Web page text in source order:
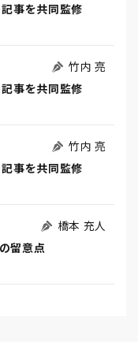
事を共同監修
竹内 亮
事を共同監修
竹内 亮
事を共同監修
橋本 充人
留意点